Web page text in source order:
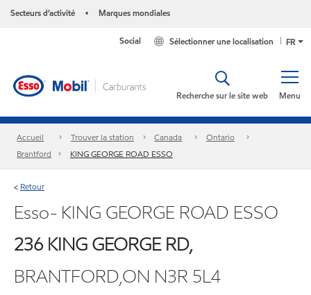
Secteurs d’activité • Marques mondiales
FR
Sélectionner une localisation
Social
Menu
Recherche sur le site web
Accueil Trouver la station Canada
Ontario
Brantford
KING GEORGE ROAD ESSO
< Retour
Esso- KING GEORGE ROAD ESSO
236 KING GEORGE RD,
BRANTFORD,ON N3R 5L4